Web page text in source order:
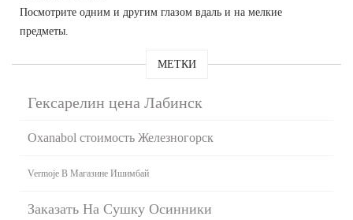
Посмотрите одним и другим глазом вдаль и на мелкие
предметы.
МЕТКИ
Гексарелин цена Лабинск
Oxanabol стоимость Железногорск
Vermoje В Магазине Ишимбай
Заказать На Сушку Осинники